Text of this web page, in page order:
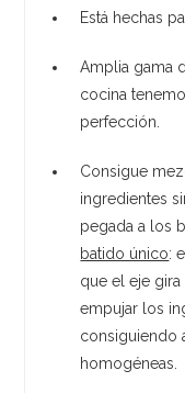
Está hechas
Amplia gama
cocina
perfección.
Consigue
ingredientes
pegada a los
batido único:
que el eje
empujar los
consiguiendo
homogéneas.